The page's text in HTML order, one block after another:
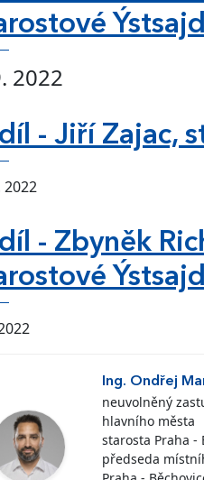
2022
- Jiří Zajac,
2022
- Zbyněk
Ing. Ondřej
neuvolněný
hlavního města
starosta Praha -
předseda